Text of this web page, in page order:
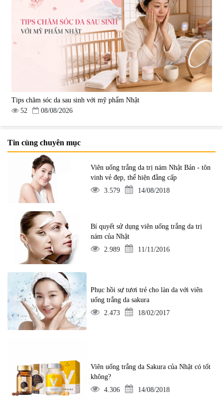
Tips chăm sóc da sau sinh với mỹ phẩm Nhật
52
08/08/2026
Tin cùng chuyên mục
Viên uống trắng da trị nám Nhật Bản - tôn
vinh vẻ đẹp, thể hiện đẳng cấp
3.579
14/08/2018
Bí quyết sử dụng viên uống trắng da trị
nám của Nhật
2.989
11/11/2016
Phục hồi sự tươi trẻ cho làn da với viên
uống trắng da sakura
2.473
18/02/2017
Viên uống trắng da Sakura của Nhật có tốt
không?
4.306
14/08/2018